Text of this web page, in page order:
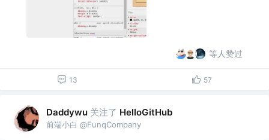
等人赞过
13 57
Daddywu 关注了 HelloGitHub
前端小白 @FunqCompany